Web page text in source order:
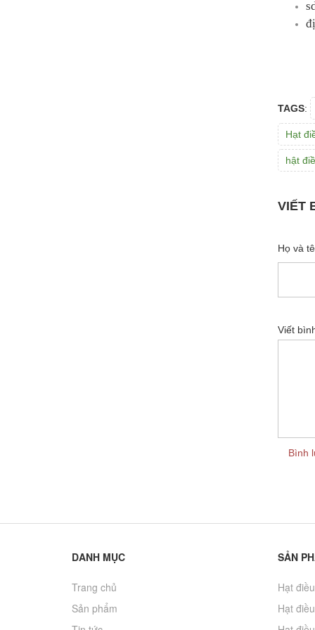
TAGS:
Hạt
hật
VIẾT
Họ và
Viết
Bình
DANH MỤC
Trang chủ
Sản phẩm
SẢN
Hạt điều
Hạt